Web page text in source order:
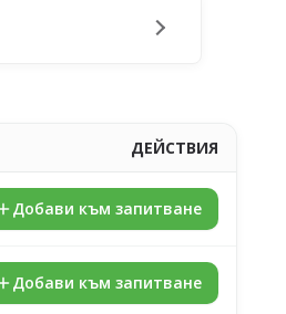
ДЕЙСТВИЯ
Добави към запитване
Добави към запитване